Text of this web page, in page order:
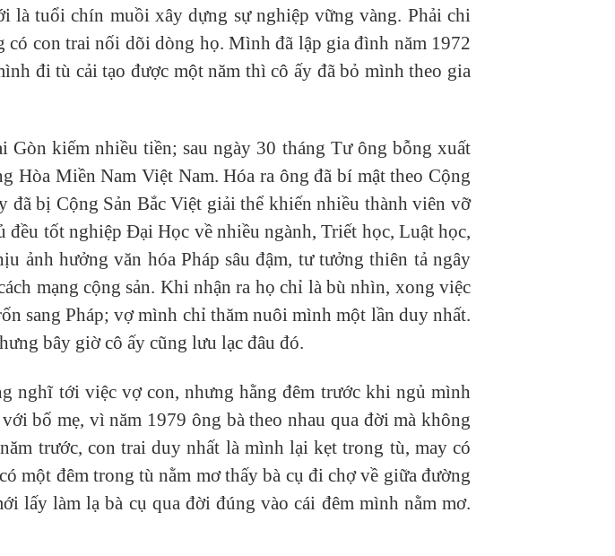
tuổi chín muồi xây dựng sự nghiệp vững vàng. Phải chi
có con trai nối dõi dòng họ. Mình đã lập gia đình năm 1972
đi tù cải tạo được một năm thì cô ấy đã bỏ mình theo gia
kiếm nhiều tiền; sau ngày 30 tháng Tư ông bỗng xuất
Hòa Miền Nam Việt Nam. Hóa ra ông đã bí mật theo Cộng
bị Cộng Sản Bắc Việt giải thể khiến nhiều thành viên vỡ
tốt nghiệp Đại Học về nhiều ngành, Triết học, Luật học,
ảnh hưởng văn hóa Pháp sâu đậm, tư tưởng thiên tả ngây
mạng cộng sản. Khi nhận ra họ chỉ là bù nhìn, xong việc
sang Pháp; vợ mình chỉ thăm nuôi mình một lần duy nhất.
bây giờ cô ấy cũng lưu lạc đâu đó.
nghĩ tới việc vợ con, nhưng hằng đêm trước khi ngủ mình
bố mẹ, vì năm 1979 ông bà theo nhau qua đời mà không
trước, con trai duy nhất là mình lại kẹt trong tù, may có
một đêm trong tù nằm mơ thấy bà cụ đi chợ về giữa đường
lấy làm lạ bà cụ qua đời đúng vào cái đêm mình nằm mơ.